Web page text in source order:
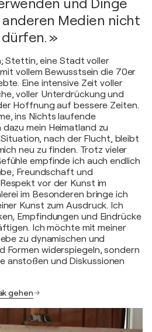
und Dinge
Medien nicht
»
Stettin, eine Stadt voller
vollem Bewusstsein die 70er
Eine intensive Zeit voller
voller Unterdrückung und
Hoffnung auf bessere Zeiten.
ins Nichts laufende
mein Heimatland zu
nach der Flucht, bleibt
neu zu finden. Trotz vieler
empfinde ich auch endlich
Freundschaft und
vor der Kunst im
im Besonderen bringe ich
Kunst zum Ausdruck. Ich
Empfindungen und Eindrücke
Ich möchte mit meiner
zu dynamischen und
Formen widerspiegeln, sondern
anstoßen und Diskussionen
gehen